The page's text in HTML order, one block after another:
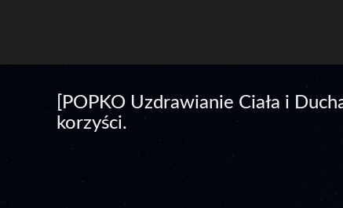
[POPKO Uzdrawianie Ciała i
korzyści.